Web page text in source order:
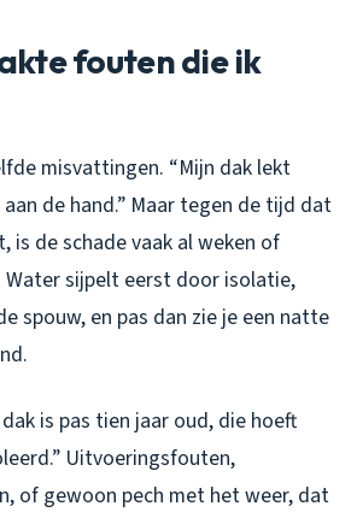
fouten die ik
misvattingen. “Mijn dak lekt
de hand.” Maar tegen de tijd dat
is de schade vaak al weken of
Water sijpelt eerst door isolatie,
spouw, en pas dan zie je een natte
is pas tien jaar oud, die hoeft
Uitvoeringsfouten,
of gewoon pech met het weer, dat